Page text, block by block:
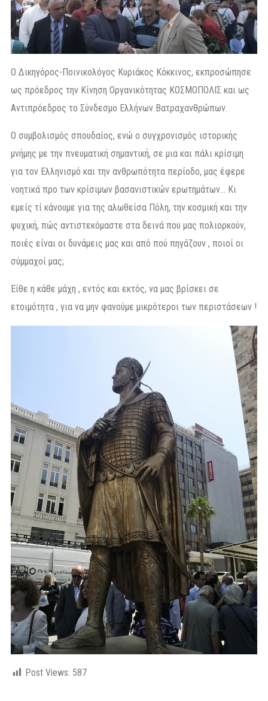
Ο Δικηγόρος-Ποινικολόγος Κυριάκος Κόκκινος, εκπροσώπησε
ως πρόεδρος την Κίνηση Οργανικότητας ΚΟΣΜΟΠΟΛΙΣ και ως
Αντιπρόεδρος το Σύνδεσμο Ελλήνων Βατραχανθρώπων.
Ο συμβολισμός σπουδαίος, ενώ ο συγχρονισμός ιστορικής
μνήμης με την πνευματική σημαντική, σε μια και πάλι κρίσιμη
για τον Ελληνισμό και την ανθρωπότητα περίοδο, μας έφερε
νοητικά προ των κρίσιμων βασανιστικών ερωτημάτων… Κι
εμείς τί κάνουμε για της αλωθείσα Πόλη, την κοσμική και την
ψυχική, πώς αντιστεκόμαστε στα δεινά που μας πολιορκούν,
ποιές είναι οι δυνάμεις μας και από πού πηγάζουν , ποιοί οι
σύμμαχοί μας;
Είθε η κάθε μάχη , εντός και εκτός, να μας βρίσκει σε
ετοιμότητα , για να μην φανούμε μικρότεροι των περιστάσεων !
Post Views: 587